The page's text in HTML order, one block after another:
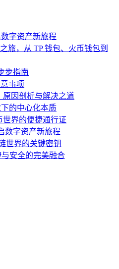
字资产新旅程
旅，从 TP 钱包、火币钱包到
步指南
事项
原因剖析与解决之道
的中心化本质
世界的便捷通行证
数字资产新旅程
世界的关键密钥
安全的完美融合